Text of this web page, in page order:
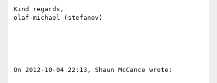
Kind regards,
olaf-michael (stefanov)
On 2012-10-04 22:13, Shaun McCance wrote: